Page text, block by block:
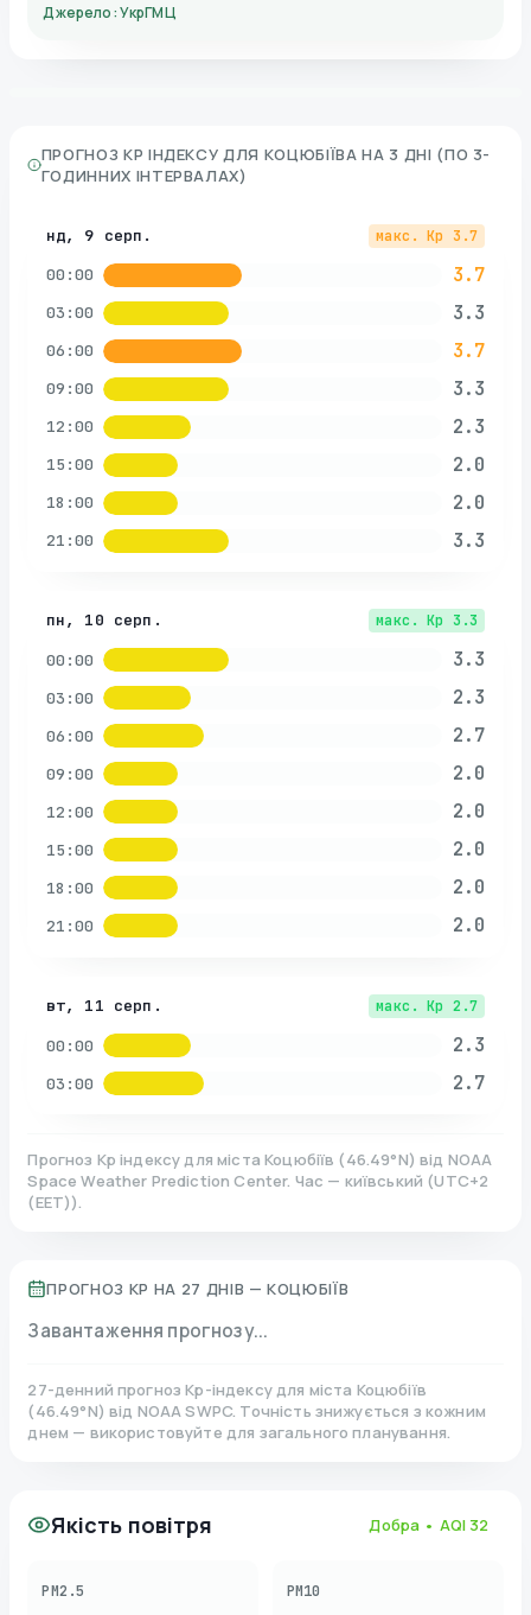
Джерело: УкрГМЦ
ПРОГНОЗ KP ІНДЕКСУ ДЛЯ КОЦЮБІЇВА НА 3 ДНІ (ПО 3-
ГОДИННИХ ІНТЕРВАЛАХ)
нд, 9 серп. макс. Kp 3.7
00:00 3.7
03:00 3.3
06:00 3.7
09:00 3.3
12:00 2.3
15:00 2.0
18:00 2.0
21:00 3.3
пн, 10 серп. макс. Kp 3.3
00:00 3.3
03:00 2.3
06:00 2.7
09:00 2.0
12:00 2.0
15:00 2.0
18:00 2.0
21:00 2.0
вт, 11 серп. макс. Kp 2.7
00:00 2.3
03:00 2.7
Прогноз Kp індексу для міста Коцюбіїв (46.49°N)від NOAA
Space Weather Prediction Center. Час — київський (UTC+2
(EET)).
ПРОГНОЗ KP НА 27 ДНІВ — КОЦЮБІЇВ
Завантаження прогнозу...
27-денний прогноз Kp-індексу для міста Коцюбіїв
(46.49°N)від NOAA SWPC. Точність знижується з кожним
днем — використовуйте для загального планування.
Якість повітря Добра • AQI 32
PM2.5 PM10